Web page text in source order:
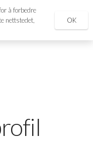
search
å forbedre
nettstedet,
OK